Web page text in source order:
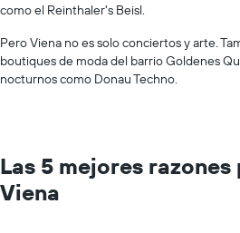
como el Reinthaler's Beisl.
Pero Viena no es solo conciertos y arte.
boutiques de moda del barrio Goldenes
nocturnos como Donau Techno.
Las 5 mejores
Viena